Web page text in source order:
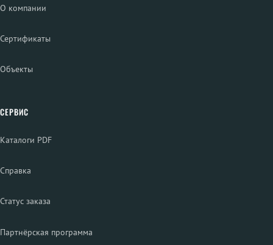
О компании
Сертификаты
Объекты
СЕРВИС
Каталоги PDF
Справка
Статус заказа
Партнёрская программа